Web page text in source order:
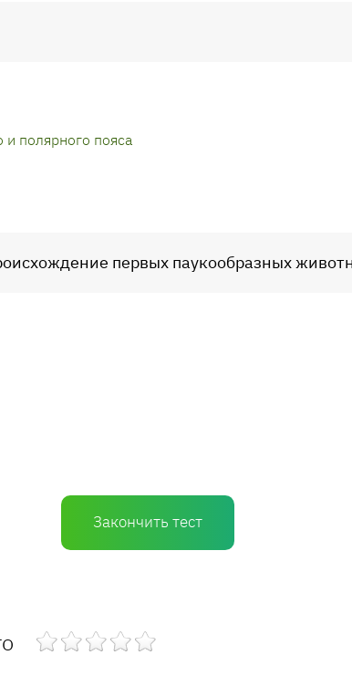
полярного пояса
первых паукообразных
Закончить тест